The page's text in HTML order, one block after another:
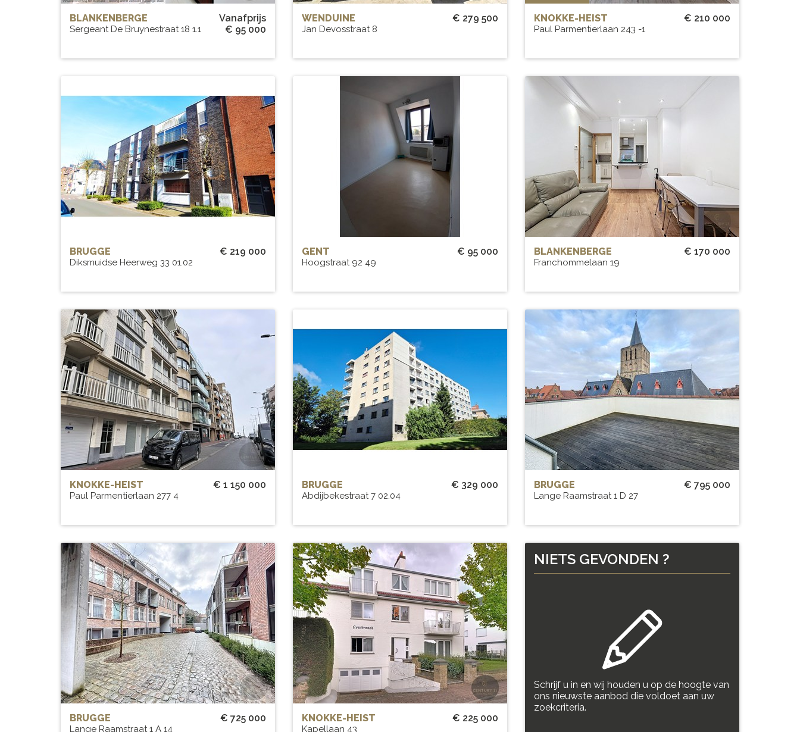
Vanafprijs
€ 95 000
BLANKENBERGE
Sergeant De Bruynestraat 18 1.1
€ 279 500
WENDUINE
Jan Devosstraat 8
€ 210 000
KNOKKE-HEIST
Paul Parmentierlaan 243 -1
€ 219 000
BRUGGE
Diksmuidse Heerweg 33 01.02
Sint Andries: recent appartement
met 1 slpk
BEW. OPP.
65 m²
# SLPK.
1
€ 95 000
GENT
Hoogstraat 92 49
€ 170 000
BLANKENBERGE
Franchommelaan 19
INSTAPKLAAR 2 slaapkamer app
te BLANKENBERGE
BEW. OPP.
54 m²
2
€ 1 150 000
KNOKKE-HEIST
Paul Parmentierlaan 277 4
volledig gerenoveerd
appartement vlakbij de zeedijk
BEW. OPP.
82 m²
# SLPK.
3
€ 329 000
BRUGGE
Abdijbekestraat 7 02.04
Sint Andries: Perfect afgewerkt
appartement voor INVESTERING
BEW. OPP.
140 m²
# SLPK.
3
€ 795 000
BRUGGE
Lange Raamstraat 1 D 27
LOFT / PENTHOUSE ST GILLIS
KWARTIER
BEW. OPP.
# SLPK.
€ 725 000
BRUGGE
Lange Raamstraat 1 A 14
Loft met fenomenaal zicht over
de skyline van Brugge.
BEW. OPP.
213 m²
# SLPK.
3
€ 225 000
KNOKKE-HEIST
Kapellaan 43
Gerenoveerd appartement op een
toplocatie
BEW. OPP.
33 m²
# SLPK.
1
GARAGE?
Ja
NIETS GEVONDEN ?
Schrijf u in en wij houden u op de hoogte van
ons nieuwste aanbod die voldoet aan uw
zoekcriteria.